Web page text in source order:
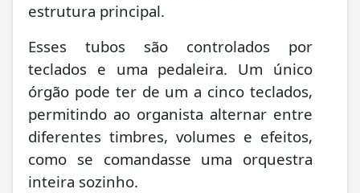
estrutura principal.
Esses tubos são controlados por
teclados e uma pedaleira. Um único
órgão pode ter de um a cinco teclados,
permitindo ao organista alternar entre
diferentes timbres, volumes e efeitos,
como se comandasse uma orquestra
inteira sozinho.